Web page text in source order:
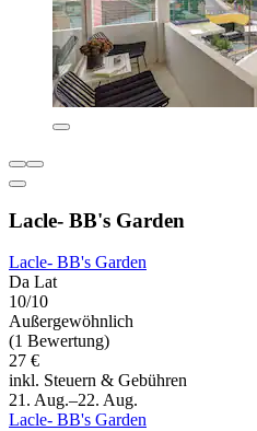
Lacle- BB's Garden
Lacle- BB's Garden
Da Lat
10/10
Außergewöhnlich
(1 Bewertung)
27 €
inkl. Steuern & Gebühren
21. Aug.–22. Aug.
Lacle- BB's Garden